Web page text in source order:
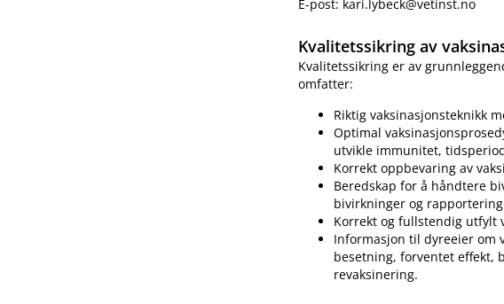
E-post: kari.lybeck@vetinst.no
Kvalitetssikring av
Kvalitetssikring er av
omfatter:
Riktig vaksinasjonsteknikk
Optimal
utvikle immunitet,
Korrekt oppbevaring av
Beredskap for å håndtere
bivirkninger og
Korrekt og fullstendig utfylt
Informasjon til dyreeier om
besetning, forventet effekt,
revaksinering.